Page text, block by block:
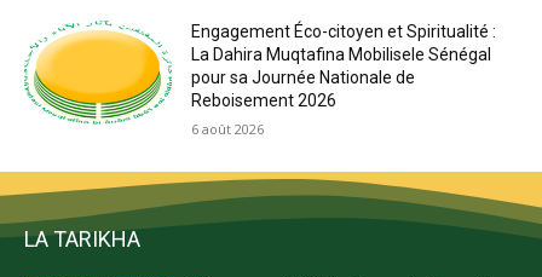
Engagement Éco-citoyen et Spiritualité :
La Dahira Muqtafina Mobilisele Sénégal
pour sa Journée Nationale de
Reboisement 2026
6 août 2026
LA TARIKHA